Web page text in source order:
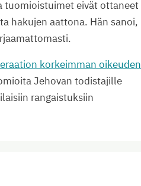
tuomioistuimet eivät ottaneet
hakujen aattona. Hän sanoi,
korkeimman oikeuden
Jehovan todistajille
rangaistuksiin